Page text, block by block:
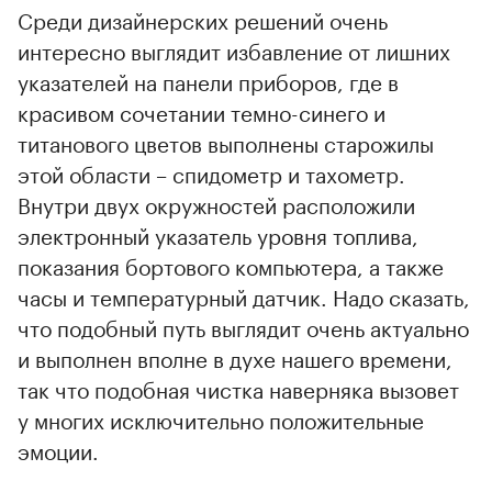
Среди дизайнерских решений очень
интересно выглядит избавление от лишних
указателей на панели приборов, где в
красивом сочетании темно-синего и
титанового цветов выполнены старожилы
этой области – спидометр и тахометр.
Внутри двух окружностей расположили
электронный указатель уровня топлива,
показания бортового компьютера, а также
часы и температурный датчик. Надо сказать,
что подобный путь выглядит очень актуально
и выполнен вполне в духе нашего времени,
так что подобная чистка наверняка вызовет
у многих исключительно положительные
эмоции.